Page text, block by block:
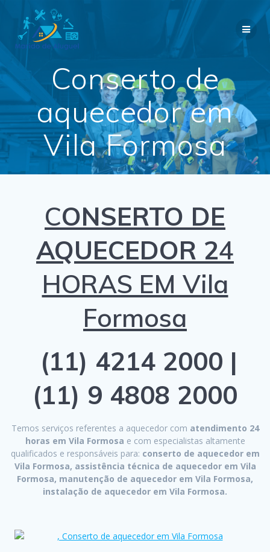
Conserto de
aquecedor em
Vila Formosa
CONSERTO DE
AQUECEDOR 24
HORAS EM Vila
Formosa
(11) 4214 2000 |
(11) 9 4808 2000
Temos serviços referentes a aquecedor com atendimento 24
horas em Vila Formosa e com especialistas altamente
qualificados e responsáveis para: conserto de aquecedor em
Vila Formosa, assistência técnica de aquecedor em Vila
Formosa, manutenção de aquecedor em Vila Formosa,
instalação de aquecedor em Vila Formosa.